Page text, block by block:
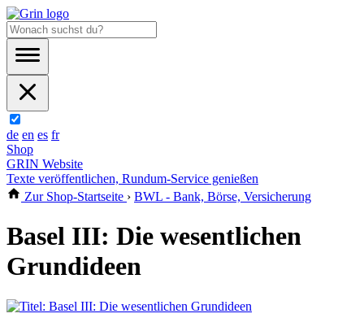
de en es fr
Shop
GRIN Website
Texte veröffentlichen, Rundum-Service genießen
Zur Shop-Startseite › BWL - Bank, Börse, Versicherung
Basel III: Die wesentlichen
Grundideen